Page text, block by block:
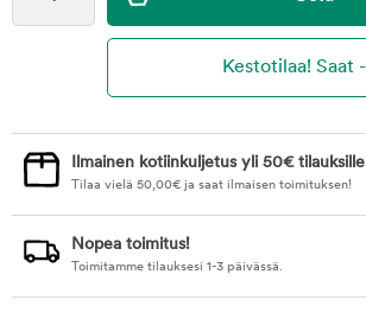
Ilmainen kotiinkuljetus yli 50€ tilauksille
Tilaa vielä 50,00€ ja saat ilmaisen toimituksen!
Nopea toimitus!
Toimitamme tilauksesi 1-3 päivässä.